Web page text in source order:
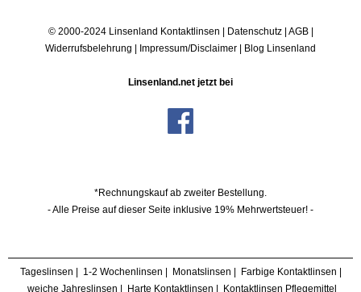
© 2000-2024 Linsenland Kontaktlinsen | Datenschutz| AGB|
Widerrufsbelehrung | Impressum/Disclaimer | Blog Linsenland
Linsenland.net jetzt bei
*Rechnungskauf ab zweiter Bestellung.
- Alle Preise auf dieser Seite inklusive 19% Mehrwertsteuer! -
Tageslinsen | 1-2 Wochenlinsen | Monatslinsen | Farbige Kontaktlinsen |
weiche Jahreslinsen | Harte Kontaktlinsen | Kontaktlinsen Pflegemittel